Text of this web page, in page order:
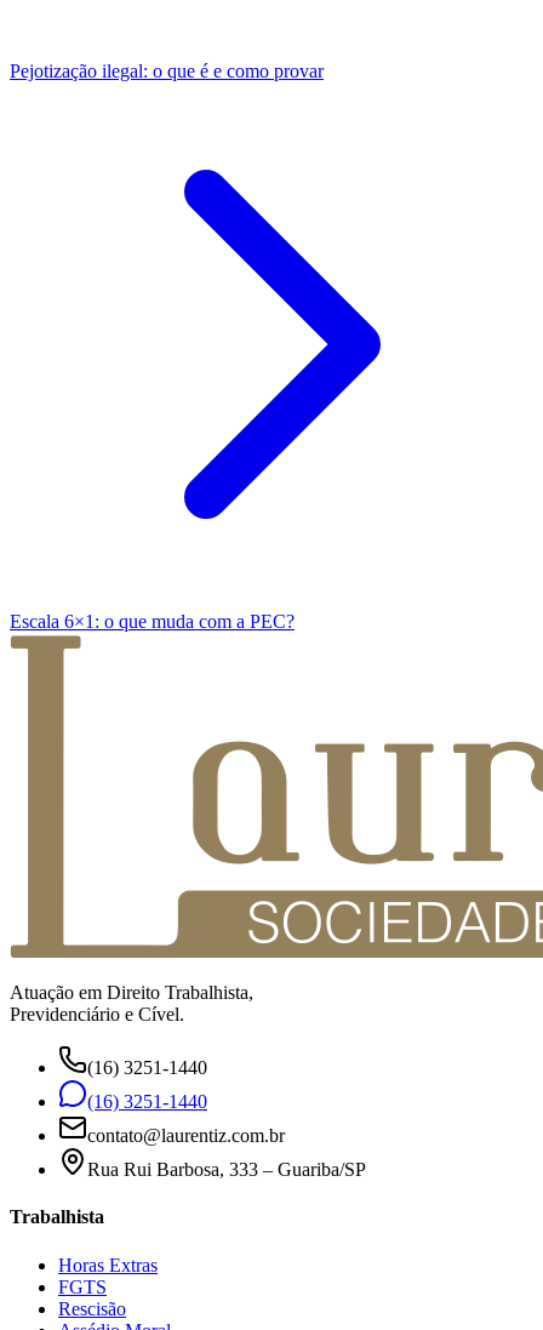
Pejotização ilegal: o que é e como provar
Escala 6×1: o que muda com a PEC?
Atuação em Direito Trabalhista,
Previdenciário e Cível.
(16) 3251-1440
(16) 3251-1440
contato@laurentiz.com.br
Rua Rui Barbosa, 333 – Guariba/SP
Trabalhista
Horas Extras
FGTS
Rescisão